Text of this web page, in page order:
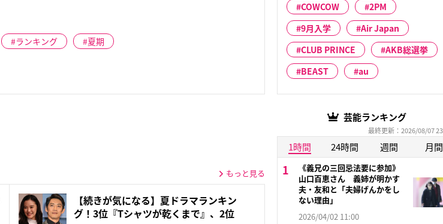
ランキング 夏期
もっと見る
【続きが気になる】夏ドラマランキン
グ！3位『Tシャツが乾くまで』、2位
COWCOW
2PM
9月入学
Air Japan
CLUB PRINCE
AKB総選挙
BEAST
au
芸能ランキング
最終更新：2026/08/07
1時間 24時間 週間 月間
《義兄の三回忌法要に参加》
山口百恵さん 義姉が明かす
夫・友和と「夫婦げんかをし
ない理由」
2026/04/02 11:00